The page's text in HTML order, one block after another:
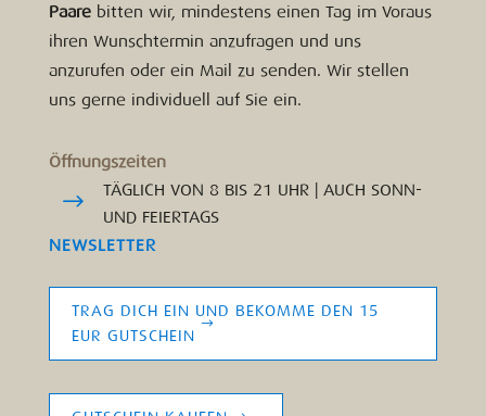
Paarebitten wir, mindestens einen Tag im Voraus
ihren Wunschtermin anzufragen und uns
anzurufen oder ein Mail zu senden. Wir stellen
uns gerne individuell auf Sie ein.
Öffnungszeiten
TÄGLICH VON 8 BIS 21 UHR | AUCH SONN-
UND FEIERTAGS
NEWSLETTER
TRAG DICH EIN UND BEKOMME DEN 15
EUR GUTSCHEIN